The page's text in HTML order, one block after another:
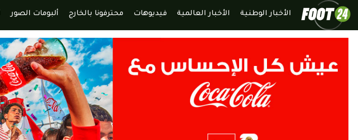
الأخبار الوطنية الأخبار العالمية فيديوهات محترفونا بالخارج ألبومات الصور